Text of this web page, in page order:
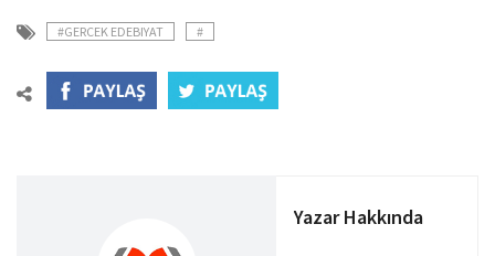
#GERCEK EDEBIYAT #
Yazar Hakkında